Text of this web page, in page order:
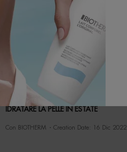
IDRATARE LA PELLE IN ESTATE
Con BIOTHERM Creation Date: 16 Dic 2022